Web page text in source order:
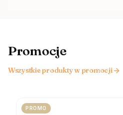
Promocje
Wszystkie produkty w promocji
PROMO